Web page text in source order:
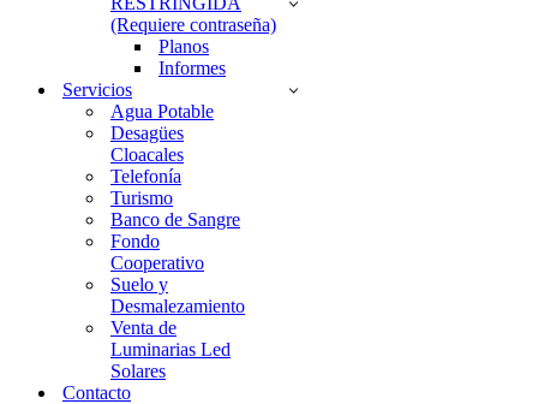
(Requiere contraseña)
Planos
Informes
Servicios
Agua Potable
Desagües
Cloacales
Telefonía
Turismo
Banco de Sangre
Fondo
Cooperativo
Suelo y
Desmalezamiento
Venta de
Luminarias Led
Solares
Contacto